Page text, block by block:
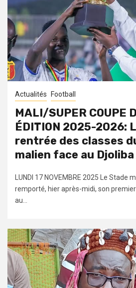
Actualités Football
MALI/SUPER COUPE
ÉDITION 2025-2026:
rentrée des classes
malien face au Djoliba
LUNDI 17 NOVEMBRE 2025 Le Stade
remporté, hier après-midi, son
au...